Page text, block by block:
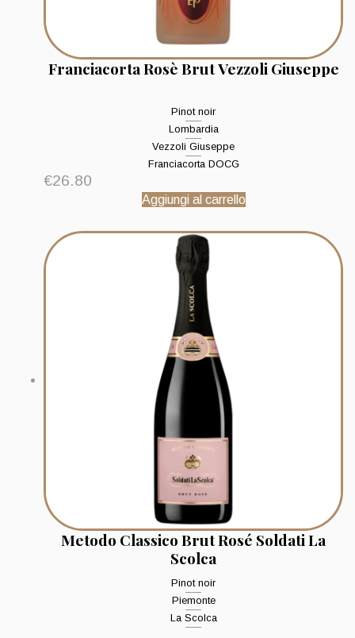
Franciacorta Rosè Brut Vezzoli Giuseppe
Pinot noir
Lombardia
Vezzoli Giuseppe
Franciacorta DOCG
€26.80
Aggiungi al carrello
Metodo Classico Brut Rosé Soldati La
Scolca
Pinot noir
Piemonte
La Scolca